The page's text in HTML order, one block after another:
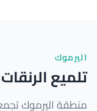
اليرموك
تلميع
منطقة اليرموك